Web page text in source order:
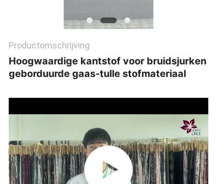
Productomschrijving
Hoogwaardige kantstof voor bruidsjurken
geborduurde gaas-tulle stofmateriaal